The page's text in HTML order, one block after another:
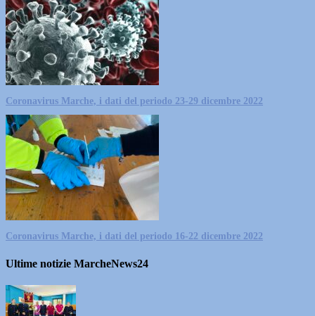
Coronavirus Marche, i dati del periodo 23-29 dicembre 2022
Coronavirus Marche, i dati del periodo 16-22 dicembre 2022
Ultime notizie MarcheNews24